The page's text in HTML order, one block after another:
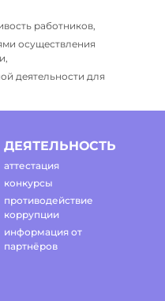
работников,
осуществления
деятельности для
ДЕЯТЕЛЬНОСТЬ
аттестация
конкурсы
противодействие
коррупции
информация от
партнёров